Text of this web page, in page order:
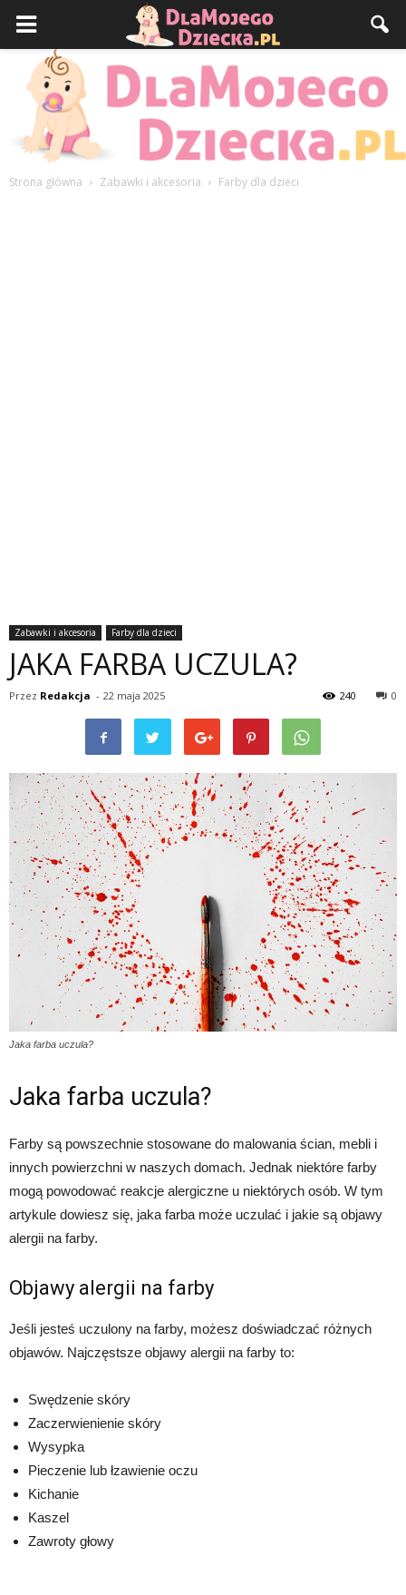
Strona główna Zabawki i akcesoria Farby dla dzieci
Zabawki i akcesoria Farby dla dzieci
JAKA FARBA UCZULA?
Przez Redakcja - 22 maja 2025 0
240
Jaka farba uczula?
Jaka farba uczula?
Farby są powszechnie stosowane do malowania ścian, mebli i
innych powierzchni w naszych domach. Jednak niektóre farby
mogą powodować reakcje alergiczne u niektórych osób. W tym
artykule dowiesz się, jaka farba może uczulać i jakie są objawy
alergii na farby.
Objawy alergii na farby
Jeśli jesteś uczulony na farby, możesz doświadczać różnych
objawów. Najczęstsze objawy alergii na farby to:
Swędzenie skóry
Zaczerwienienie skóry
Wysypka
Pieczenie lub łzawienie oczu
Kichanie
Kaszel
Zawroty głowy